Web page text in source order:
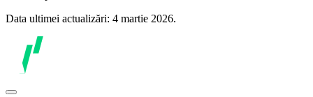
Data ultimei actualizări: 4 martie 2026.